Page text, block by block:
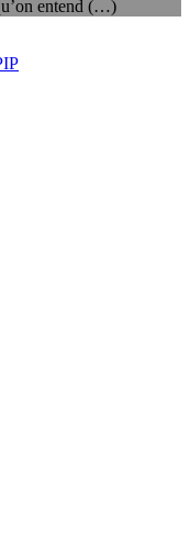
entend (…)